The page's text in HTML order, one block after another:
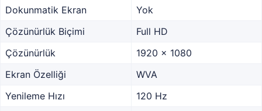
Dokunmatik Ekran
Yok
Çözünürlük Biçimi
Full HD
Çözünürlük
1920 x 1080
Ekran Özelliği
WVA
Yenileme Hızı
120 Hz